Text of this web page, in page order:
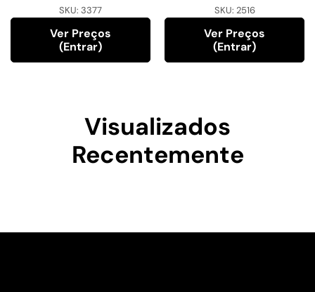
SKU: 3377
Ver Preços
(entrar)
SKU: 2516
Ver Preços
(entrar)
Visualizados
Recentemente